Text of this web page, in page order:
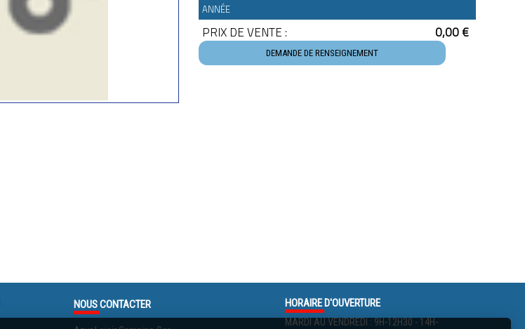
ANNÉE
PRIX DE VENTE : 0,00 €
DEMANDE DE RENSEIGNEMENT
NOUSCONTACTER HORAIRE D'OUVERTURE
MARDI AU VENDREDI : 9H-12H30 - 14H-